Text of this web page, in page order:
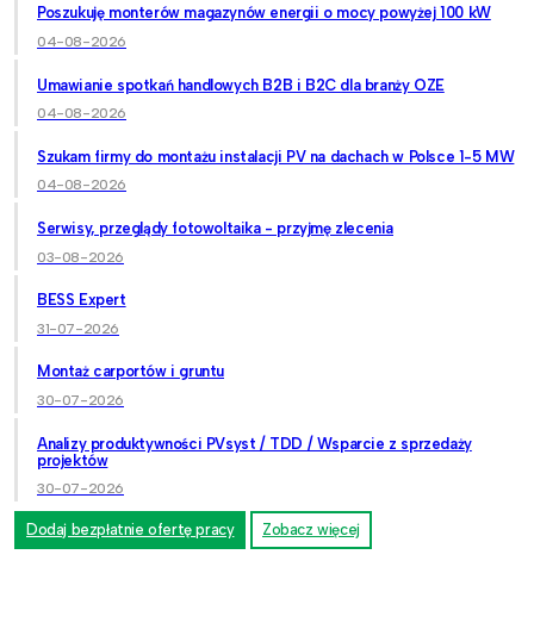
Poszukuję monterów magazynów energii o mocy powyżej 100 kW
04-08-2026
Umawianie spotkań handlowych B2B i B2C dla branży OZE
04-08-2026
Szukam firmy do montażu instalacji PV na dachach w Polsce 1-5 MW
04-08-2026
Serwisy, przeglądy fotowoltaika - przyjmę zlecenia
03-08-2026
BESS Expert
31-07-2026
Montaż carportów i gruntu
30-07-2026
Analizy produktywności PVsyst / TDD / Wsparcie z sprzedaży
projektów
30-07-2026
Dodaj bezpłatnie ofertę pracy Zobacz więcej